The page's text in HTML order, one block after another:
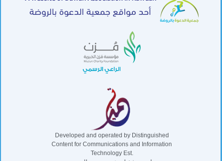
Developed and operated by Distinguished
Content for Communications and Information
Technology Est.